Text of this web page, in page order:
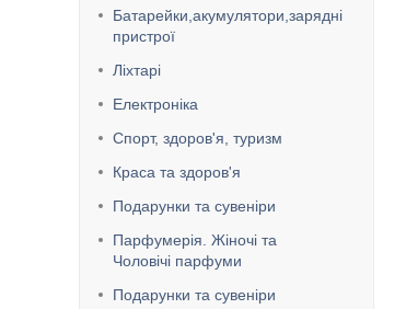
Батарейки,акумулятори,зарядні
пристрої
Ліхтарі
Електроніка
Спорт, здоров'я, туризм
Краса та здоров'я
Подарунки та сувеніри
Парфумерія. Жіночі та
Чоловічі парфуми
Подарунки та сувеніри